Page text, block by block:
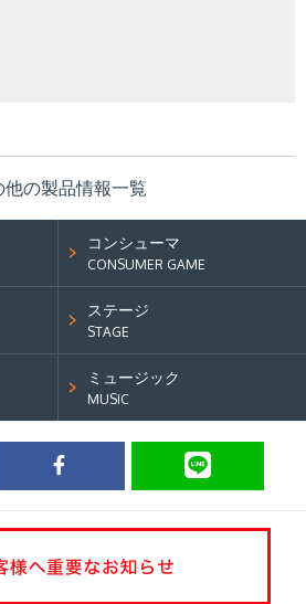
他の製品情報一覧
コンシューマ
CONSUMER GAME
ステージ
STAGE
ミュージック
MUSIC